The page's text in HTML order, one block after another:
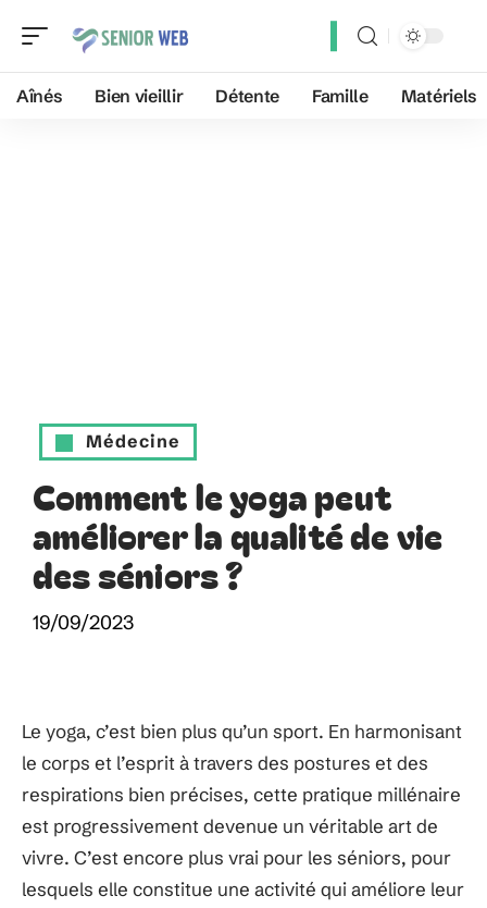
Aînés Bien vieillir Détente Famille Matériels
Médecine
Comment le yoga peut
améliorer la qualité de vie
des séniors ?
19/09/2023
Le yoga, c’est bien plus qu’un sport. En harmonisant
le corps et l’esprit à travers des postures et des
respirations bien précises, cette pratique millénaire
est progressivement devenue un véritable art de
vivre. C’est encore plus vrai pour les séniors, pour
lesquels elle constitue une activité qui améliore leur